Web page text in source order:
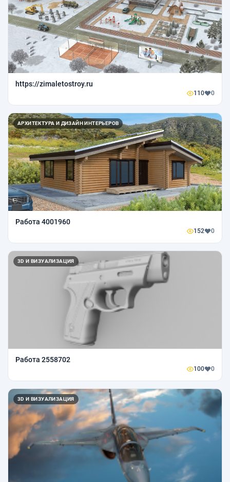
https://zimaletostroy.ru
110 0
АРХИТЕКТУРА И ДИЗАЙН ИНТЕРЬЕРОВ
Работа 4001960
152 0
3D И ВИЗУАЛИЗАЦИЯ
Работа 2558702
100 0
3D И ВИЗУАЛИЗАЦИЯ